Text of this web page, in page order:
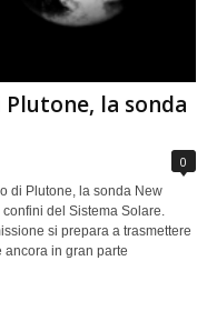
la sonda
0
di Plutone, la sonda New
del Sistema Solare.
si prepara a trasmettere
in gran parte